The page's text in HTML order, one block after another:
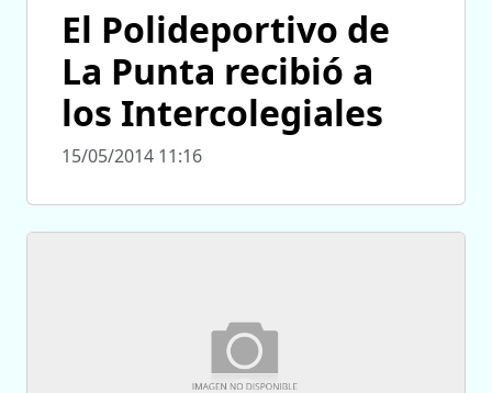
El Polideportivo de
La Punta recibió a
los Intercolegiales
15/05/2014 11:16